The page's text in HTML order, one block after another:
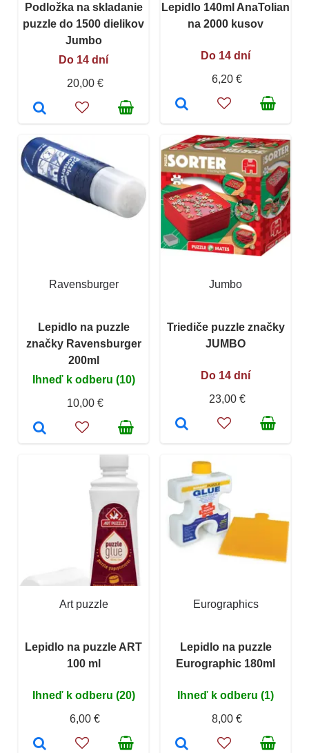
Podložka na skladanie
puzzle do 1500 dielikov
Jumbo
Do 14 dní
20,00 €
Lepidlo 140ml AnaTolian
na 2000 kusov
Do 14 dní
6,20 €
Ravensburger
Lepidlo na puzzle
značky Ravensburger
200ml
Ihneď k odberu (10)
10,00 €
Jumbo
Triediče puzzle značky
JUMBO
Do 14 dní
23,00 €
Art puzzle
Lepidlo na puzzle ART
100 ml
Ihneď k odberu (20)
6,00 €
Eurographics
Lepidlo na puzzle
Eurographic 180ml
Ihneď k odberu (1)
8,00 €